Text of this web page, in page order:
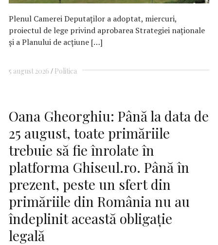
Plenul Camerei Deputaţilor a adoptat, miercuri,
proiectul de lege privind aprobarea Strategiei naţionale
şi a Planului de acţiune […]
5 august 2026 Politica
Oana Gheorghiu: Până la data de
25 august, toate primăriile
trebuie să fie înrolate în
platforma Ghiseul.ro. Până în
prezent, peste un sfert din
primăriile din România nu au
îndeplinit această obligaţie
legală